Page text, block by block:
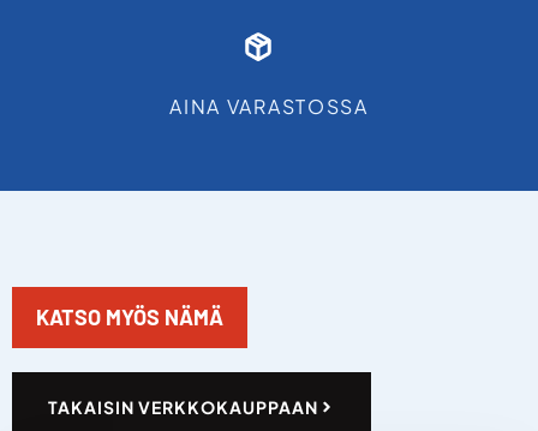
AINA VARASTOSSA
KATSO MYÖS NÄMÄ
TAKAISIN VERKKOKAUPPAAN